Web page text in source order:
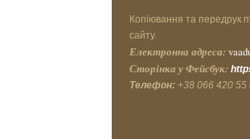
Копіювання та передрук
сайту.
Електронна адреса:
Сторінка у Фейсбук:
Телефон: +38 066 420 55